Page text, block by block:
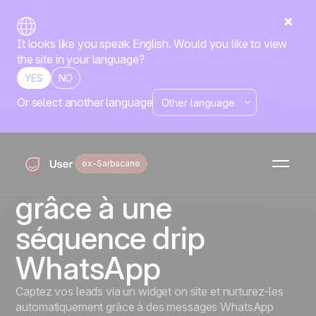
It looks like you speak English. Would you like to view
the site in your language?
YES NO
Or select another language
ex-Sarbacane
Transformez vos
visiteurs anonymes
en leads nurturés
grâce à une
séquence drip
WhatsApp
Captez vos leads via un widget on site et nurturez-les
automatiquement grâce à des messages WhatsApp